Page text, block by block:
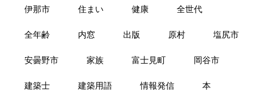
伊那市 住まい 健康 全世代
全年齢 内窓 出版 原村 塩尻市
安曇野市 家族 富士見町 岡谷市
建築士 建築用語 情報発信 本